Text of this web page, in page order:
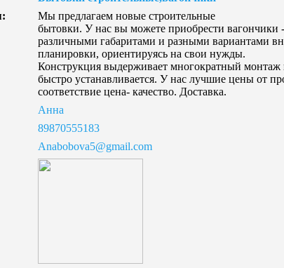
Мы предлагаем новые строительные
бытовки. У нас вы можете приобрести вагончики
различными габаритами и разными вариантами
планировки, ориентируясь на свои нужды.
Конструкция выдерживает многократный монтаж
быстро устанавливается. У нас лучшие цены от
соответствие цена- качество. Доставка.
Анна
89870555183
Anabobova5@gmail.com